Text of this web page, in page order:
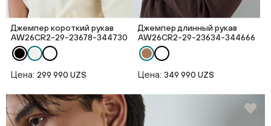
Джемпер короткий рукав
AW26CR2-29-23678-344730
Цена: 299 990 UZS
Джемпер длинный рукав
AW26CR2-29-23634-344666
Цена: 349 990 UZS